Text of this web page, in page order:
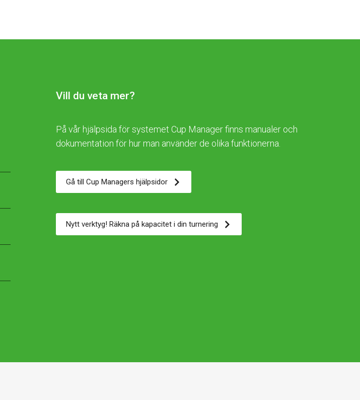
Vill du veta mer?
På vår hjälpsida för systemet Cup Manager finns manualer och
dokumentation för hur man använder de olika funktionerna.
Gå till Cup Managers hjälpsidor
Nytt verktyg! Räkna på kapacitet i din turnering